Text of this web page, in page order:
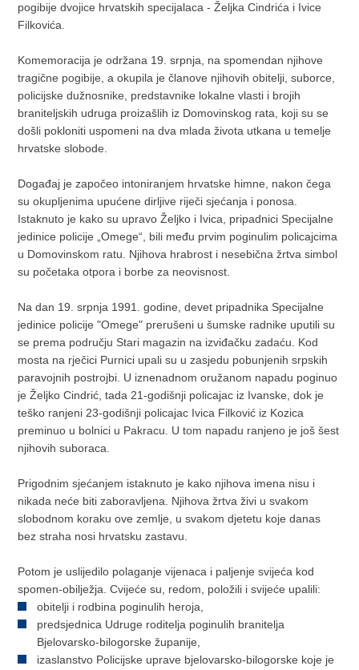
pogibije dvojice hrvatskih specijalaca - Željka Cindrića i Ivice
Filkovića.
Komemoracija je održana 19. srpnja, na spomendan njihove
tragične pogibije, a okupila je članove njihovih obitelji, suborce,
policijske dužnosnike, predstavnike lokalne vlasti i brojih
braniteljskih udruga proizašlih iz Domovinskog rata, koji su se
došli pokloniti uspomeni na dva mlada života utkana u temelje
hrvatske slobode.
Događaj je započeo intoniranjem hrvatske himne, nakon čega
su okupljenima upućene dirljive riječi sjećanja i ponosa.
Istaknuto je kako su upravo Željko i Ivica, pripadnici Specijalne
jedinice policije „Omege“, bili među prvim poginulim policajcima
u Domovinskom ratu. Njihova hrabrost i nesebična žrtva simbol
su početaka otpora i borbe za neovisnost.
Na dan 19. srpnja 1991. godine, devet pripadnika Specijalne
jedinice policije "Omege" prerušeni u šumske radnike uputili su
se prema području Stari magazin na izviđačku zadaću. Kod
mosta na rječici Purnici upali su u zasjedu pobunjenih srpskih
paravojnih postrojbi. U iznenadnom oružanom napadu poginuo
je Željko Cindrić, tada 21-godišnji policajac iz Ivanske, dok je
teško ranjeni 23-godišnji policajac Ivica Filković iz Kozica
preminuo u bolnici u Pakracu. U tom napadu ranjeno je još šest
njihovih suboraca.
Prigodnim sjećanjem istaknuto je kako njihova imena nisu i
nikada neće biti zaboravljena. Njihova žrtva živi u svakom
slobodnom koraku ove zemlje, u svakom djetetu koje danas
bez straha nosi hrvatsku zastavu.
Potom je uslijedilo polaganje vijenaca i paljenje svijeća kod
spomen-obilježja. Cvijeće su, redom, položili i svijeće upalili:
obitelji i rodbina poginulih heroja,
predsjednica Udruge roditelja poginulih branitelja
Bjelovarsko-bilogorske županije,
izaslanstvo Policijske uprave bjelovarsko-bilogorske koje je